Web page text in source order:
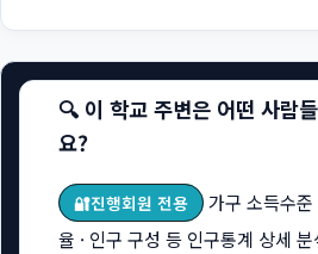
🔍 이 학교 주변은 어떤 사람
요?
🔐진행회원 전용
가구 소득수준
율 · 인구 구성 등 인구통계 상세 분